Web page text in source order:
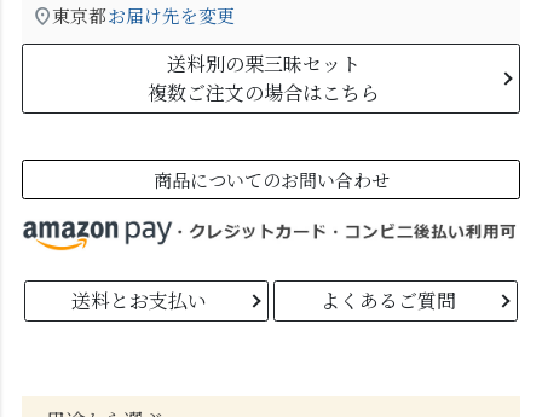
東京都お届け先を変更
送料別の栗三昧セット
複数ご注文の場合はこちら
商品についてのお問い合わせ
送料とお支払い よくあるご質問